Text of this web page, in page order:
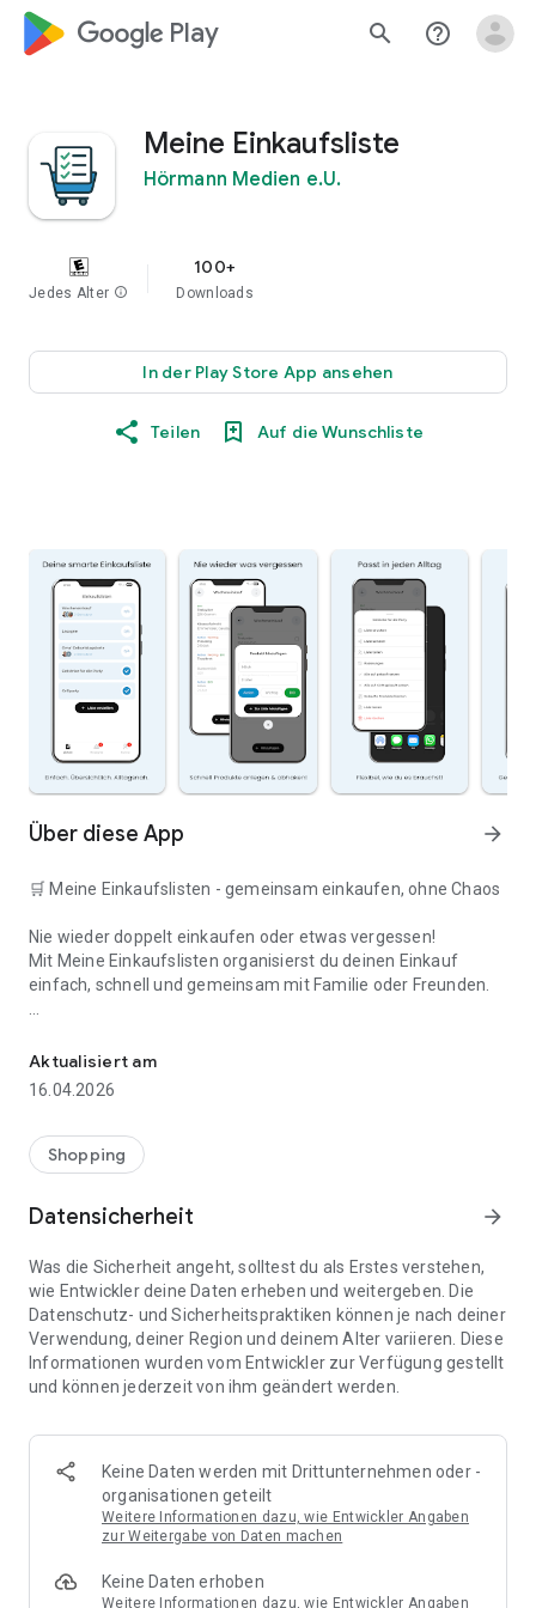
google_logo Play search help_outline
Meine Einkaufsliste
Hörmann Medien e.U.
Jedes Alter info
100+
Downloads
In der Play Store App ansehen
Teilen Auf die Wunschliste
Über diese App arrow_forward
🛒 Meine Einkaufslisten - gemeinsam einkaufen, ohne Chaos
Nie wieder doppelt einkaufen oder etwas vergessen!
Mit Meine Einkaufslisten organisierst du deinen Einkauf
einfach, schnell und gemeinsam mit Familie oder Freunden.
👨‍👩‍👧 Gemeinsame Einkaufslisten in Echtzeit: Alle sehen
⚡ Superschnell & einfach: Liste in Sekunden erstellen und
sofort loslegen.
📱 Immer dabei: Deine Einkaufsliste ist jederzeit auf deinem
🤝 Teilen leicht gemacht: Lade andere ein und erledigt den
Einkauf gemeinsam.
🍳 Zutaten direkt aus Rezepten übernehmen: Importiere
Zutaten von Rezept-Webseiten und verwandle sie
🚀 DEINE VORTEILE IM ALLTAG
* Nie wieder doppelte Einkäufe
* Kein Chaos mehr beim Einkaufen
* Bessere Abstimmung mit Familie & Freunden
* Perfekt für die Essensplanung
Aktualisiert am
16.04.2026
Shopping
Datensicherheit arrow_forward
Was die Sicherheit angeht, solltest du als Erstes verstehen,
wie Entwickler deine Daten erheben und weitergeben. Die
Datenschutz- und Sicherheitspraktiken können je nach deiner
Verwendung, deiner Region und deinem Alter variieren. Diese
Informationen wurden vom Entwickler zur Verfügung gestellt
und können jederzeit von ihm geändert werden.
Keine Daten werden mit Drittunternehmen oder -
organisationen geteilt
Weitere Informationen dazu, wie Entwickler Angaben
zur Weitergabe von Daten machen
Keine Daten erhoben
Weitere Informationen dazu, wie Entwickler Angaben